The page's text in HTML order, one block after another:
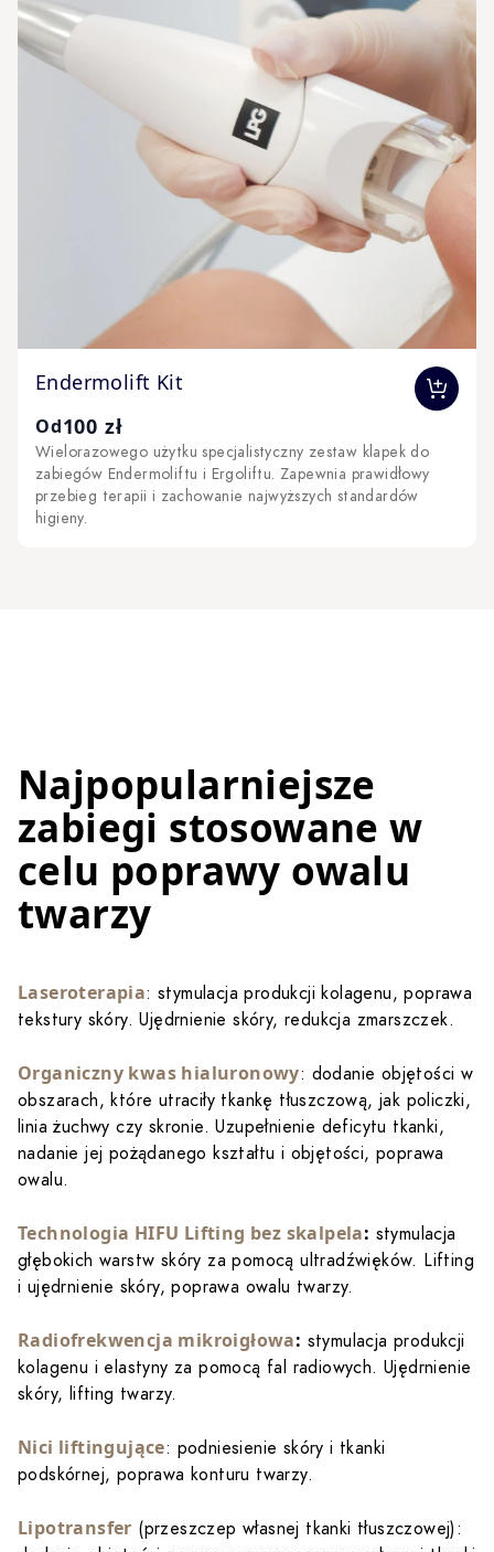
Endermolift Kit
The price depends on the options chosen on the
Od100 zł
Wielorazowego użytku specjalistyczny zestaw klapek do
zabiegów Endermoliftu i Ergoliftu. Zapewnia prawidłowy
przebieg terapii i zachowanie najwyższych standardów
higieny.
Najpopularniejsze
zabiegi stosowane w
celu poprawy owalu
twarzy
Laseroterapia: stymulacja produkcji kolagenu, poprawa
tekstury skóry. Ujędrnienie skóry, redukcja zmarszczek.
Organiczny kwas hialuronowy: dodanie objętości w
obszarach, które utraciły tkankę tłuszczową, jak policzki,
linia żuchwy czy skronie. Uzupełnienie deficytu tkanki,
nadanie jej pożądanego kształtu i objętości, poprawa
owalu.
Technologia HIFU Lifting bez skalpela: stymulacja
głębokich warstw skóry za pomocą ultradźwięków. Lifting
i ujędrnienie skóry, poprawa owalu twarzy.
Radiofrekwencja mikroigłowa: stymulacja produkcji
kolagenu i elastyny za pomocą fal radiowych. Ujędrnienie
skóry, lifting twarzy.
Nici liftingujące: podniesienie skóry i tkanki
podskórnej, poprawa konturu twarzy.
Lipotransfer (przeszczep własnej tkanki tłuszczowej):